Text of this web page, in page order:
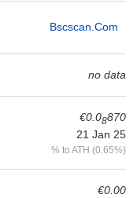
Bscscan.com
no data
€0.08870
21 Jan 25
% to ATH (0.65%)
€0.00